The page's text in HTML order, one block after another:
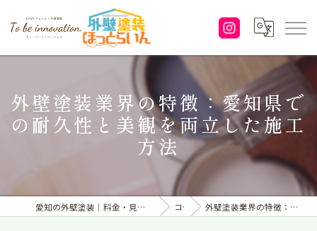
外壁塗装業界の特徴：愛知県で
の耐久性と美観を両立した施工
方法
愛知の外壁塗装｜料金・見積り｜塗り替えなら「株式会社To be innovation.」へ コラム 外壁塗装業界の特徴：愛知県での耐久性と美観を両立した施工方法